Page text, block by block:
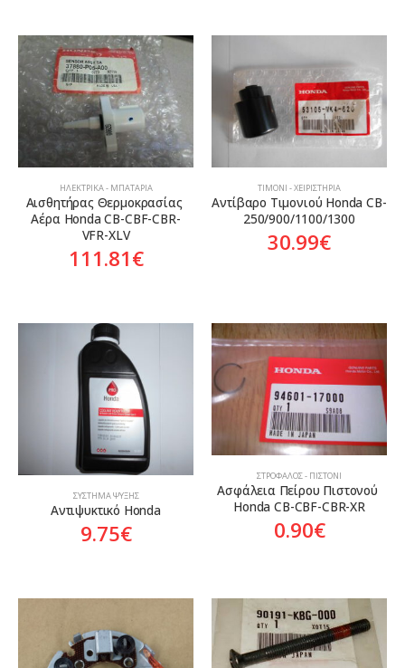
ΗΛΕΚΤΡΙΚΆ - ΜΠΑΤΑΡΊΑ
Αισθητήρας Θερμοκρασίας
Αέρα Honda CB-CBF-CBR-
VFR-XLV
111.81€
ΤΙΜΌΝΙ - ΧΕΙΡΙΣΤΉΡΙΑ
Αντίβαρο Τιμονιού Honda CB-
250/900/1100/1300
30.99€
ΣΎΣΤΗΜΑ ΨΎΞΗΣ
Αντιψυκτικό Honda
9.75€
ΣΤΡΌΦΑΛΟΣ - ΠΙΣΤΌΝΙ
Ασφάλεια Πείρου Πιστονού
Honda CB-CBF-CBR-XR
0.90€